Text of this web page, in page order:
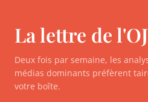
La lettre de
Deux fois par semaine, les
médias dominants préfèrent
votre boîte.